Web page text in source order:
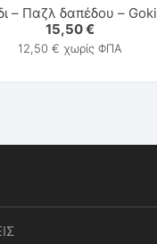
– Παζλ δαπέδου – Goki
15,50€
12,50€ χωρίς ΦΠΑ